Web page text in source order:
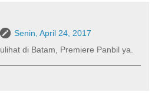
Senin, April 24, 2017
di Batam, Premiere Panbil ya.